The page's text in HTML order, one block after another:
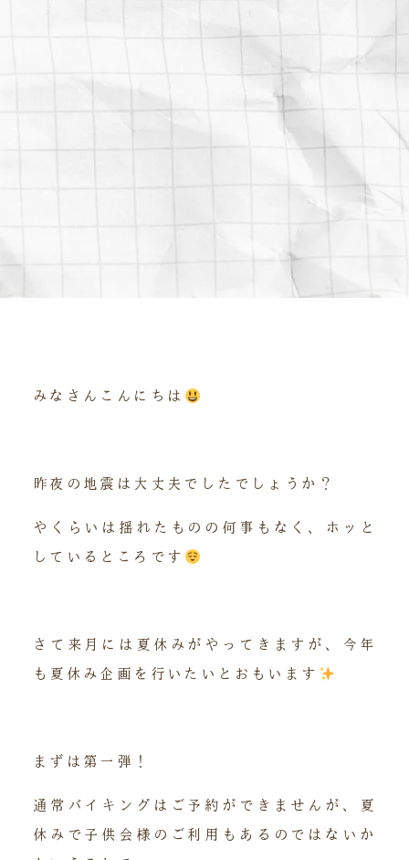
みなさんこんにちは
昨夜の地震は大丈夫でしたでしょうか？
やくらいは揺れたものの何事もなく、ホッと
しているところです
さて来月には夏休みがやってきますが、今年
も夏休み企画を行いたいとおもいます
まずは第一弾！
通常バイキングはご予約ができませんが、夏
休みで子供会様のご利用もあるのではないか